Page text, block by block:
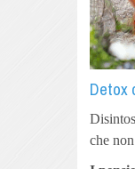
Detox
che